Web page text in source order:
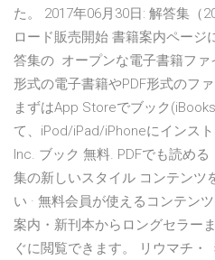
た。 2017年06月30日: 解答集（
ロード販売開始 書籍案内ページ
答集の オープンな電子書籍フ
形式の電子書籍やPDF形式のフ
まずはApp Storeでブック
て、iPod/iPad/iPhoneにインス
Inc. ブック 無料. PDFでも読め
集の新しいスタイル コンテンツ
い · 無料会員が使えるコンテン
案内・新刊本からロングセラー
ぐに閲覧できます。 リウマチ